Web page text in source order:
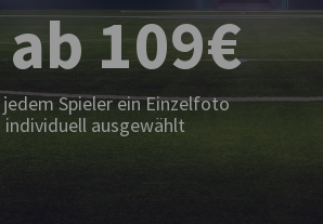
109€
Spieler ein Einzelfoto
ausgewählt